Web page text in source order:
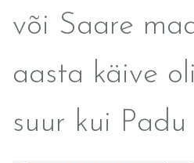
või Saare
aasta käive
suur kui